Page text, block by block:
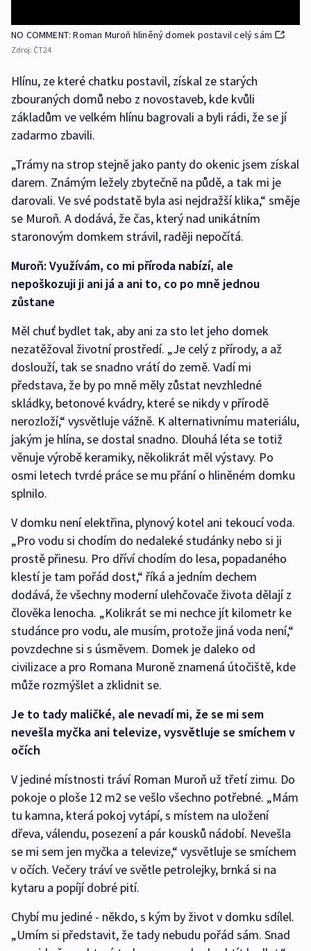
NO COMMENT: Roman Muroň hliněný domek postavil celý sám
Zdroj: ČT24
Hlínu, ze které chatku postavil, získal ze starých
zbouraných domů nebo z novostaveb, kde kvůli
základům ve velkém hlínu bagrovali a byli rádi, že se jí
zadarmo zbavili.
„Trámy na strop stejně jako panty do okenic jsem získal
darem. Známým ležely zbytečně na půdě, a tak mi je
darovali. Ve své podstatě byla asi nejdražší klika,“ směje
se Muroň. A dodává, že čas, který nad unikátním
staronovým domkem strávil, raději nepočítá.
Muroň: Využívám, co mi příroda nabízí, ale
nepoškozuji ji ani já a ani to, co po mně jednou
zůstane
Měl chuť bydlet tak, aby ani za sto let jeho domek
nezatěžoval životní prostředí. „Je celý z přírody, a až
doslouží, tak se snadno vrátí do země. Vadí mi
představa, že by po mně měly zůstat nevzhledné
skládky, betonové kvádry, které se nikdy v přírodě
nerozloží,“ vysvětluje vážně. K alternativnímu materiálu,
jakým je hlína, se dostal snadno. Dlouhá léta se totiž
věnuje výrobě keramiky, několikrát měl výstavy. Po
osmi letech tvrdé práce se mu přání o hliněném domku
splnilo.
V domku není elektřina, plynový kotel ani tekoucí voda.
„Pro vodu si chodím do nedaleké studánky nebo si ji
prostě přinesu. Pro dříví chodím do lesa, popadaného
klestí je tam pořád dost,“ říká a jedním dechem
dodává, že všechny moderní ulehčovače života dělají z
člověka lenocha. „Kolikrát se mi nechce jít kilometr ke
studánce pro vodu, ale musím, protože jiná voda není,“
povzdechne si s úsměvem. Domek je daleko od
civilizace a pro Romana Muroně znamená útočiště, kde
může rozmýšlet a zklidnit se.
Je to tady maličké, ale nevadí mi, že se mi sem
nevešla myčka ani televize, vysvětluje se smíchem v
očích
V jediné místnosti tráví Roman Muroň už třetí zimu. Do
pokoje o ploše 12 m2 se vešlo všechno potřebné. „Mám
tu kamna, která pokoj vytápí, s místem na uložení
dřeva, válendu, posezení a pár kousků nádobí. Nevešla
se mi sem jen myčka a televize,“ vysvětluje se smíchem
v očích. Večery tráví ve světle petrolejky, brnká si na
kytaru a popíjí dobré pití.
Chybí mu jediné - někdo, s kým by život v domku sdílel.
„Umím si představit, že tady nebudu pořád sám. Snad